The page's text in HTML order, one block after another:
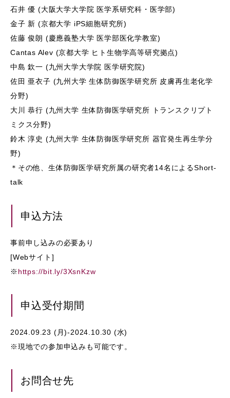
石井 優 (大阪大学大学院 医学系研究科・医学部)
金子 新 (京都大学 iPS細胞研究所)
佐藤 俊朗 (慶應義塾大学 医学部医化学教室)
Cantas Alev (京都大学 ヒト生物学高等研究拠点)
中島 欽一 (九州大学大学院 医学研究院)
佐田 亜衣子 (九州大学 生体防御医学研究所 皮膚再生老化学
分野)
大川 恭行 (九州大学 生体防御医学研究所 トランスクリプト
ミクス分野)
鈴木 淳史 (九州大学 生体防御医学研究所 器官発生再生学分
野)
＊その他、生体防御医学研究所属の研究者14名によるShort-
talk
申込方法
事前申し込みの必要あり
[Webサイト]
※ https://bit.ly/3XsnKzw
申込受付期間
2024.09.23 (月)-2024.10.30 (水)
※現地での参加申込みも可能です。
お問合せ先